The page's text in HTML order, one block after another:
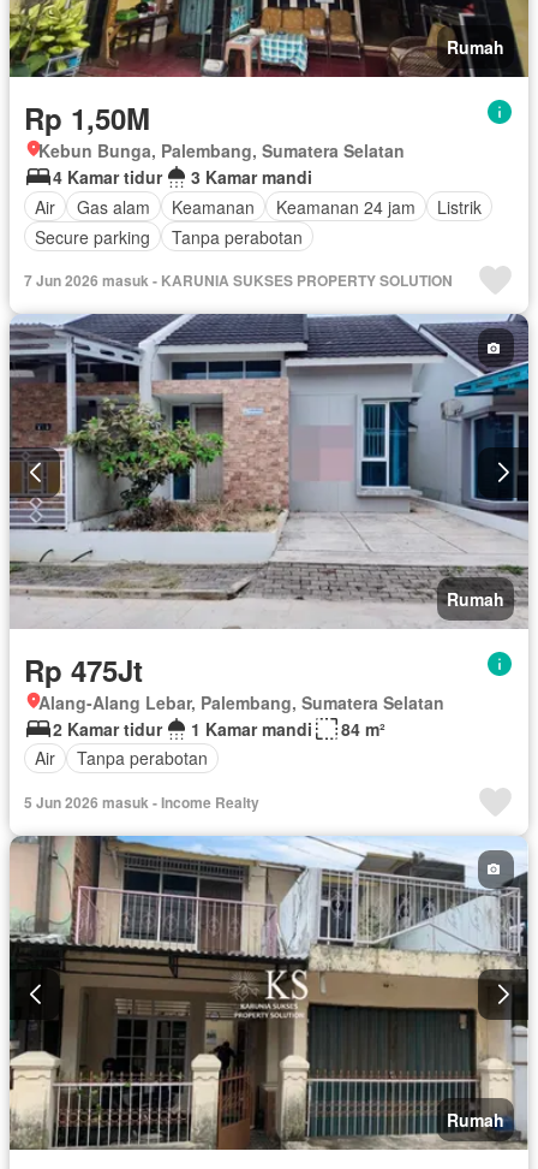
Rumah
Rp 1,50M
Kebun Bunga, Palembang, Sumatera Selatan
4 Kamar tidur
3 Kamar mandi
Air
Gas alam Keamanan Keamanan 24 jam
Listrik
Secure parking
Tanpa perabotan
7 Jun 2026 masuk - KARUNIA SUKSES PROPERTY SOLUTION
Rumah
Rp 475Jt
Alang-Alang Lebar, Palembang, Sumatera Selatan
2 Kamar tidur
1 Kamar mandi
84 m²
Air
Tanpa perabotan
5 Jun 2026 masuk - Income Realty
Rumah